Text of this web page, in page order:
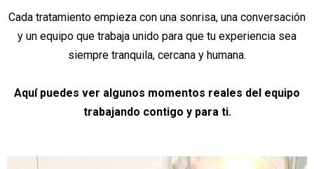
Cada tratamiento empieza con una sonrisa, una conversación
y un equipo que trabaja unido para que tu experiencia sea
siempre tranquila, cercana y humana.
Aquí puedes ver algunos momentos reales del equipo
trabajando contigo y para ti.